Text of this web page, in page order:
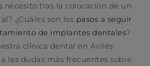
necesito tras la colocación de un
¿Cuáles son los pasos a seguir
de implantes dentales?
clínica dental en Avilés
las dudas más frecuentes sobre